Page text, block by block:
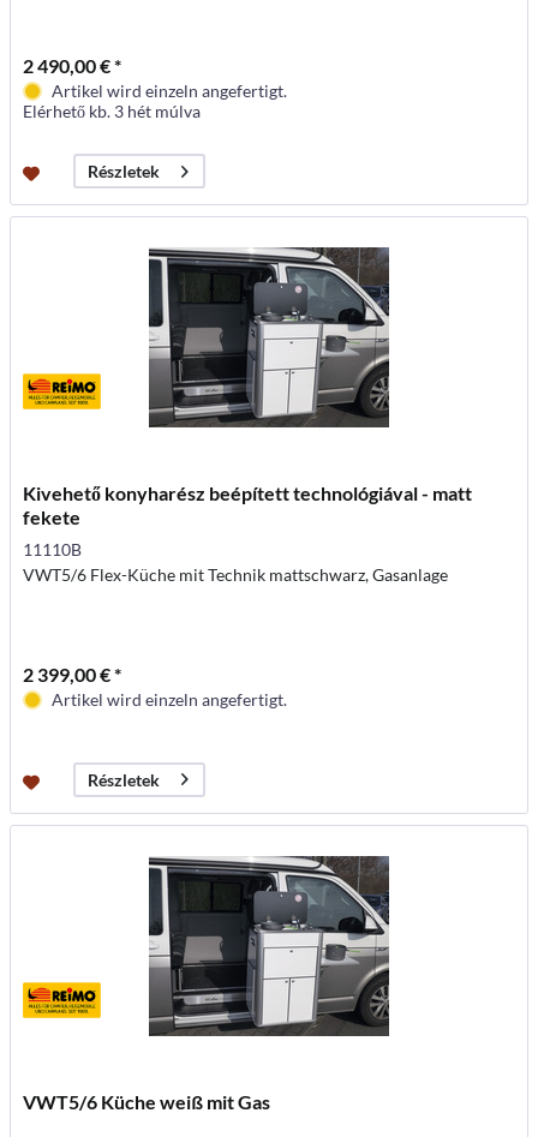
2 490,00 € *
Artikel wird einzeln angefertigt.
Elérhető kb. 3 hét múlva
Részletek
Kivehető konyharész beépített technológiával - matt
fekete
11110B
VWT5/6 Flex-Küche mit Technik mattschwarz, Gasanlage
2 399,00 € *
Artikel wird einzeln angefertigt.
Részletek
VWT5/6 Küche weiß mit Gas